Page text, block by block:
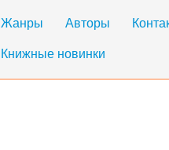
Жанры Авторы
Книжные новинки